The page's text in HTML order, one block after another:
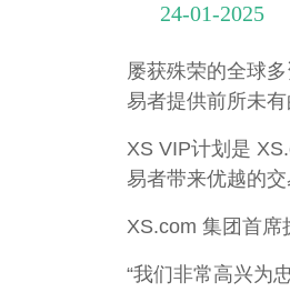
24-01-2025
屡获殊荣的全球
易者提供前所未
XS VIP计划是
易者带来优越的
XS.com 集团首席
“我们非常高兴为